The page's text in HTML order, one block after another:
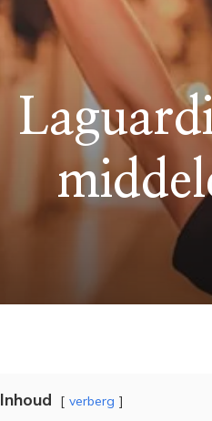
Inhoud verberg